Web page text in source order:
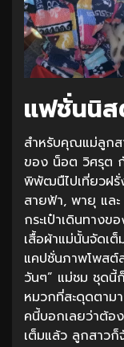
แฟชั่นนิส
สำหรับคุณแม่ลูก
ของ น็อต วิศรุต
พิพัฒนืไปเที่ยวฝรั่
สายฟ้า, พายุ และ
กระเป๋าเดินทางข
เสื้อผ้าแม่นั้นจัดเ
แคปชั่นภาพโพสต์
วันๆ” แม่ชม ชุดนี้
หมวกที่สะดุดตาม
คนี้บอกเลยว่าต้อ
เต็มแล้ว ลูกสาวก็